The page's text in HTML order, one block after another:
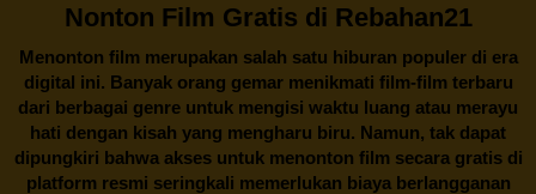
Nonton Film Gratis di Rebahan21
Menonton film merupakan salah satu hiburan populer di era
digital ini. Banyak orang gemar menikmati film-film terbaru
dari berbagai genre untuk mengisi waktu luang atau merayu
hati dengan kisah yang mengharu biru. Namun, tak dapat
dipungkiri bahwa akses untuk menonton film secara gratis di
platform resmi seringkali memerlukan biaya berlangganan